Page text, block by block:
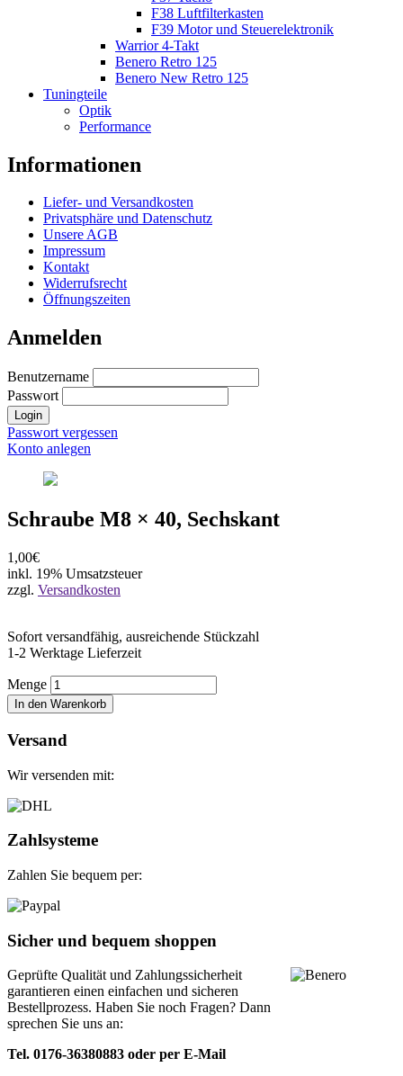
F38 Luftfilterkasten
F39 Motor und Steuerelektronik
Warrior 4-Takt
Benero Retro 125
Benero New Retro 125
Tuningteile
Optik
Performance
Informationen
Liefer- und Versandkosten
Privatsphäre und Datenschutz
Unsere AGB
Impressum
Kontakt
Widerrufsrecht
Öffnungszeiten
Anmelden
Benutzername
Passwort
Login
Passwort vergessen
Konto anlegen
Schraube M8 × 40, Sechskant
1,00€
inkl. 19% Umsatzsteuer
zzgl. Versandkosten
Sofort versandfähig, ausreichende Stückzahl
1-2 Werktage Lieferzeit
Menge
In den Warenkorb
Versand
Wir versenden mit:
Zahlsysteme
Zahlen Sie bequem per:
Sicher und bequem shoppen
Geprüfte Qualität und Zahlungssicherheit
garantieren einen einfachen und sicheren
Bestellprozess. Haben Sie noch Fragen? Dann
sprechen Sie uns an:
Tel. 0176-36380883 oder per E-Mail